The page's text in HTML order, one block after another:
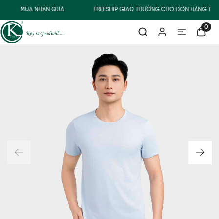
MUA NHẬN QUÀ FREESHIP GIAO THƯỜNG CHO ĐƠN HÀNG
0